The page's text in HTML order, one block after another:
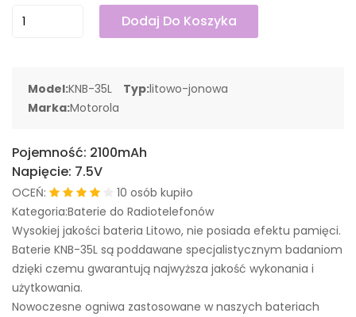
Dodaj Do Koszyka
Model:KNB-35L Typ:litowo-jonowa
Marka:Motorola
Pojemność: 2100mAh
Napięcie: 7.5V
OCEŃ:
10 osób kupiło
Kategoria:Baterie do Radiotelefonów
Wysokiej jakości bateria Litowo, nie posiada efektu pamięci.
Baterie KNB-35L są poddawane specjalistycznym badaniom
dzięki czemu gwarantują najwyższa jakość wykonania i
użytkowania.
Nowoczesne ogniwa zastosowane w naszych bateriach